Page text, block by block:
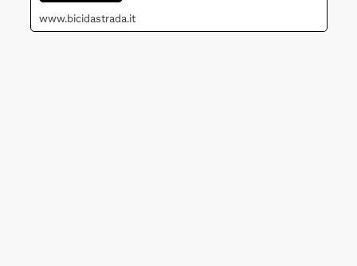
www.bicidastrada.it